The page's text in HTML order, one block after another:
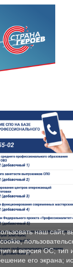
наш сайт,
и версия ОС; тип
его экрана;